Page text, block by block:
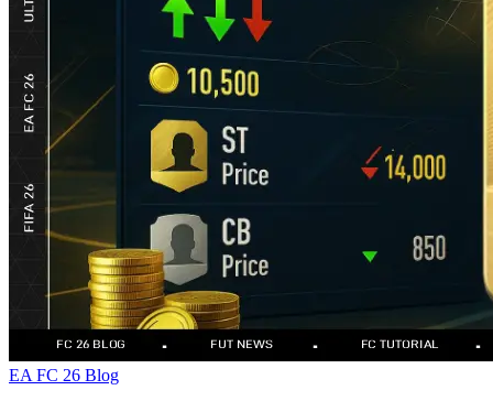
EA FC 26 Blog